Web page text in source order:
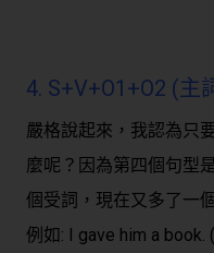
4. S+V+O1+O2 (
嚴格說起來，我認為只
麼呢？因為第四個句型
個受詞，現在又多了一
例如: I gave him a